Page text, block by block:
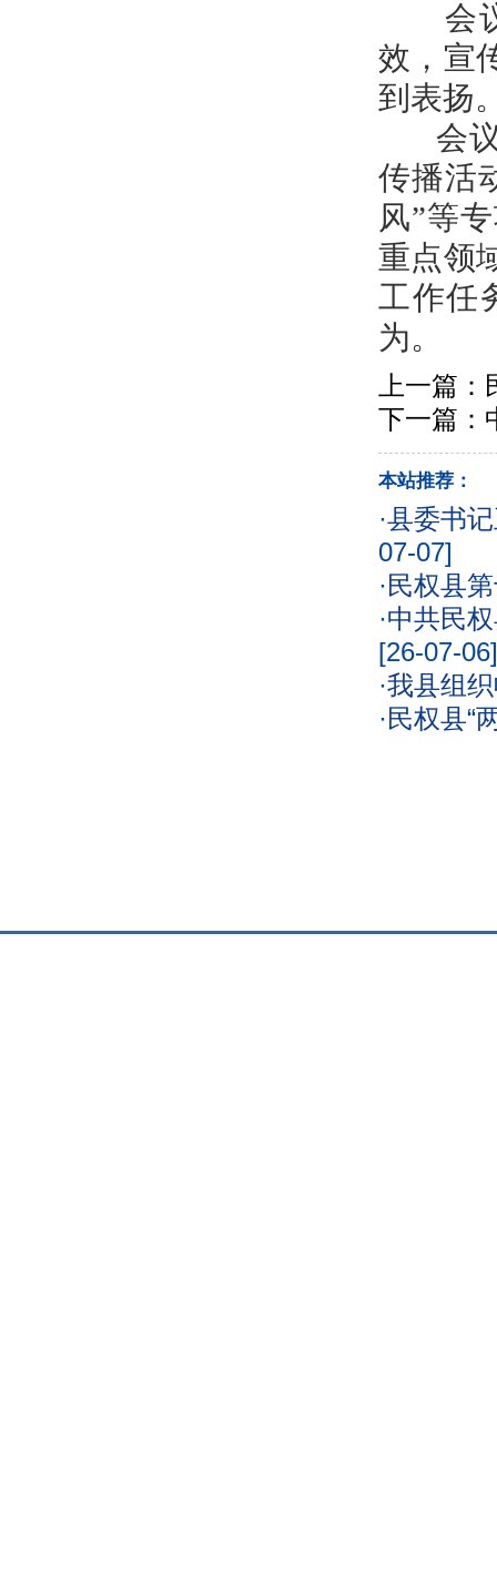
会议
效，宣
到表扬
会议
传播活
风”等
重点领
工作任
为。
上一篇：
下一篇：
本站推荐：
·县委书
07-07]
·民权县
·中共民
[26-07-06]
·我县组
·民权县“